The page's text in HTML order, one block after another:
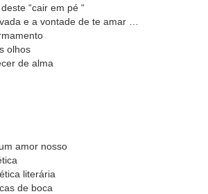
“cair em pé “
e a vontade de te amar …
olhos
de alma
amor nosso
literária
de boca